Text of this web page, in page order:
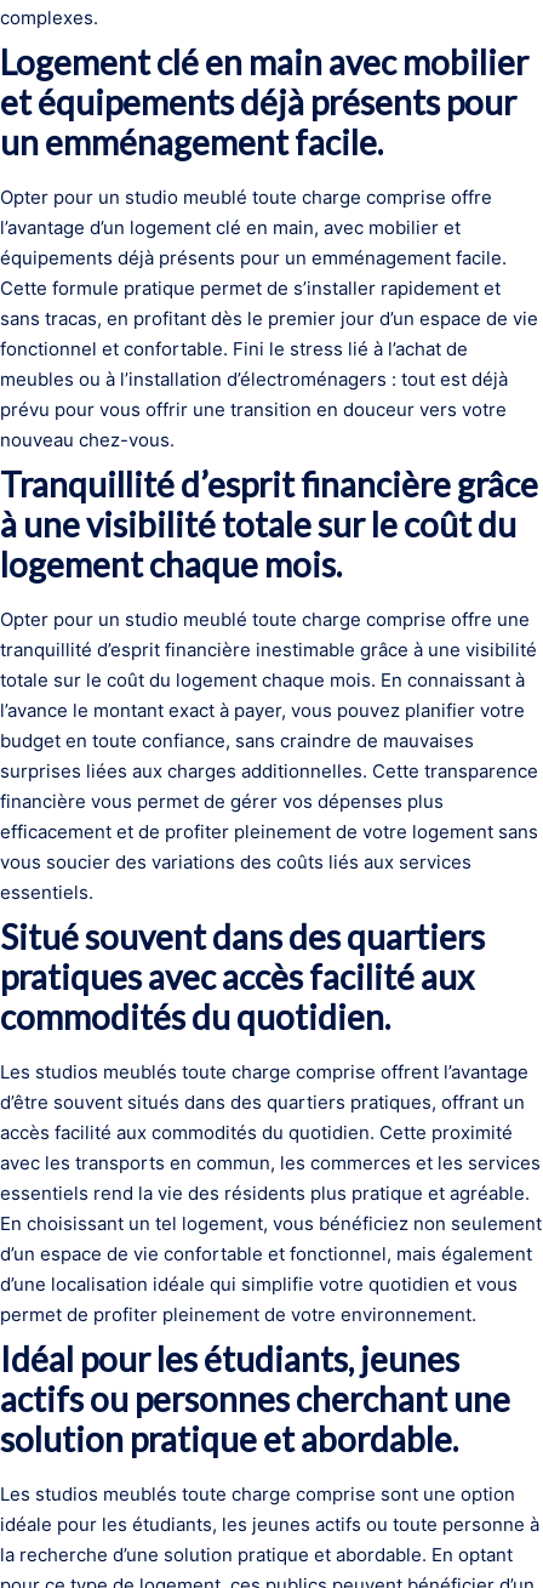
complexes.
Logement clé en main avec mobilier
et équipements déjà présents pour
un emménagement facile.
Opter pour un studio meublé toute charge comprise offre
l’avantage d’un logement clé en main, avec mobilier et
équipements déjà présents pour un emménagement facile.
Cette formule pratique permet de s’installer rapidement et
sans tracas, en profitant dès le premier jour d’un espace de vie
fonctionnel et confortable. Fini le stress lié à l’achat de
meubles ou à l’installation d’électroménagers : tout est déjà
prévu pour vous offrir une transition en douceur vers votre
nouveau chez-vous.
Tranquillité d’esprit financière grâce
à une visibilité totale sur le coût du
logement chaque mois.
Opter pour un studio meublé toute charge comprise offre une
tranquillité d’esprit financière inestimable grâce à une visibilité
totale sur le coût du logement chaque mois. En connaissant à
l’avance le montant exact à payer, vous pouvez planifier votre
budget en toute confiance, sans craindre de mauvaises
surprises liées aux charges additionnelles. Cette transparence
financière vous permet de gérer vos dépenses plus
efficacement et de profiter pleinement de votre logement sans
vous soucier des variations des coûts liés aux services
essentiels.
Situé souvent dans des quartiers
pratiques avec accès facilité aux
commodités du quotidien.
Les studios meublés toute charge comprise offrent l’avantage
d’être souvent situés dans des quartiers pratiques, offrant un
accès facilité aux commodités du quotidien. Cette proximité
avec les transports en commun, les commerces et les services
essentiels rend la vie des résidents plus pratique et agréable.
En choisissant un tel logement, vous bénéficiez non seulement
d’un espace de vie confortable et fonctionnel, mais également
d’une localisation idéale qui simplifie votre quotidien et vous
permet de profiter pleinement de votre environnement.
Idéal pour les étudiants, jeunes
actifs ou personnes cherchant une
solution pratique et abordable.
Les studios meublés toute charge comprise sont une option
idéale pour les étudiants, les jeunes actifs ou toute personne à
la recherche d’une solution pratique et abordable. En optant